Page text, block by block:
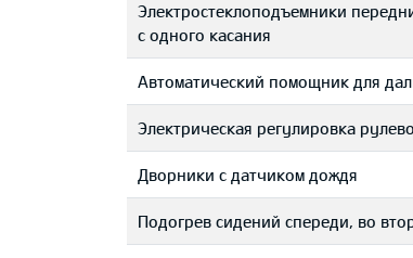
Электростеклоподъемники
с одного касания
Автоматический помощник для
Электрическая регулировка
Дворники с датчиком дождя
Подогрев сидений спереди, во